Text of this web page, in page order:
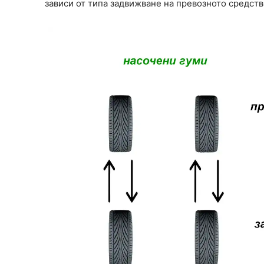
зависи от типа задвижване на превозното